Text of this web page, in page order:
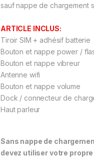
sauf nappe de chargement
ARTICLE INCLUS:
Tiroir SIM + adhésif batterie
Bouton et nappe power /
Bouton et nappe vibreur
Antenne wifi
Bouton et nappe volume
Dock / connecteur de
Haut parleur
Sans nappe de
devez utiliser votre propre